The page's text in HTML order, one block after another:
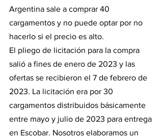
Argentina sale a comprar 40
cargamentos y no puede optar por no
hacerlo si el precio es alto.
El pliego de licitación para la compra
salió a fines de enero de 2023 y las
ofertas se recibieron el 7 de febrero de
2023. La licitación era por 30
cargamentos distribuidos básicamente
entre mayo y julio de 2023 para entrega
en Escobar. Nosotros elaboramos un